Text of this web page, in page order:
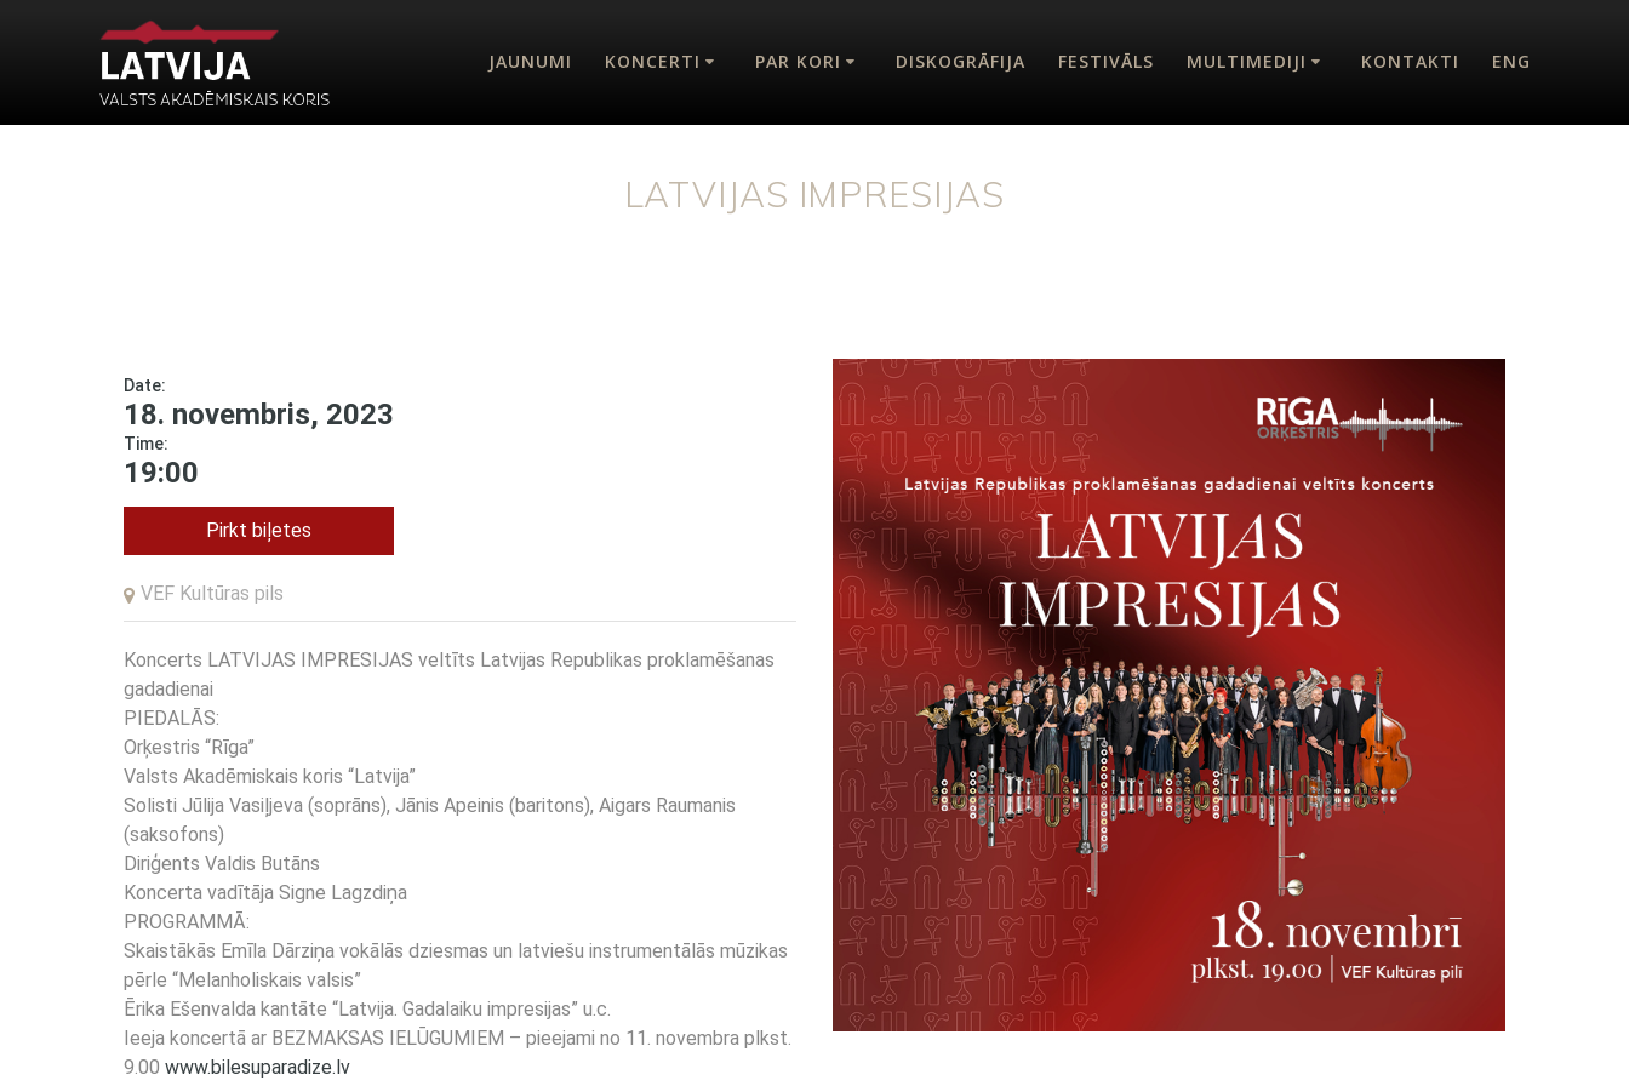
JAUNUMI KONCERTI PAR KORI DISKOGRĀFIJA FESTIVĀLS MULTIMEDIJI KONTAKTI ENG
LATVIJAS IMPRESIJAS
Date:
18. novembris, 2023
Time:
19:00
Pirkt biļetes
VEF Kultūras pils
Koncerts LATVIJAS IMPRESIJAS veltīts Latvijas Republikas proklamēšanas
gadadienai
PIEDALĀS:
Orķestris “Rīga”
Valsts Akadēmiskais koris “Latvija”
Solisti Jūlija Vasiļjeva (soprāns), Jānis Apeinis (baritons), Aigars Raumanis
(saksofons)
Diriģents Valdis Butāns
Koncerta vadītāja Signe Lagzdiņa
PROGRAMMĀ:
Skaistākās Emīla Dārziņa vokālās dziesmas un latviešu instrumentālās mūzikas
pērle “Melanholiskais valsis”
Ērika Ešenvalda kantāte “Latvija. Gadalaiku impresijas” u.c.
Ieeja koncertā ar BEZMAKSAS IELŪGUMIEM – pieejami no 11. novembra plkst.
9.00 www.bilesuparadize.lv